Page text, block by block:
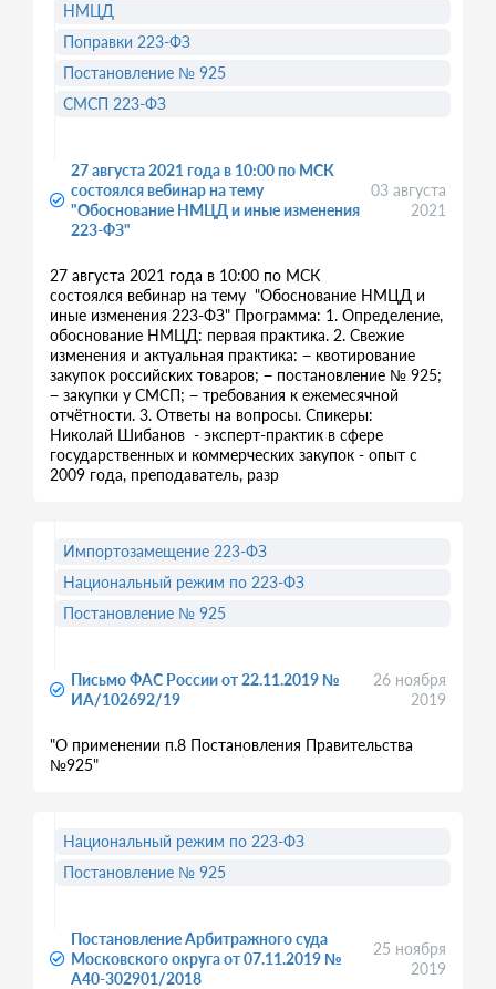
27 августа 2021 года в 10:00 по МСК
состоялся вебинар на тему
"Обоснование НМЦД и иные изменения
223-ФЗ"
03 августа
2021
27 августа 2021 года в 10:00 по МСК
состоялся вебинар на тему "Обоснование НМЦД и
иные изменения 223-ФЗ" Программа: 1. Определение,
обоснование НМЦД: первая практика. 2. Свежие
изменения и актуальная практика: − квотирование
закупок российских товаров; − постановление № 925;
− закупки у СМСП; − требования к ежемесячной
отчётности. 3. Ответы на вопросы. Спикеры:
Николай Шибанов - эксперт-практик в сфере
государственных и коммерческих закупок - опыт с
2009 года, преподаватель, разр
НМЦД
Поправки 223-ФЗ
Постановление № 925
СМСП 223-ФЗ
Письмо ФАС России от 22.11.2019 №
ИА/102692/19
26 ноября
2019
"О применении п.8 Постановления Правительства
№925"
Импортозамещение 223-ФЗ
Национальный режим по 223-ФЗ
Постановление № 925
Постановление Арбитражного суда
Московского округа от 07.11.2019 №
А40-302901/2018
25 ноября
2019
Национальный режим по 223-ФЗ
Постановление № 925